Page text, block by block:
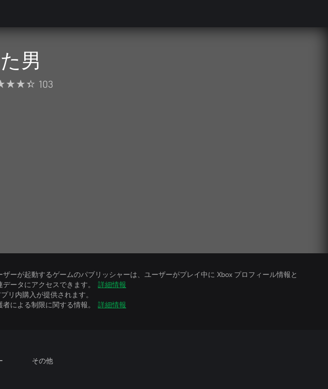
男
103
ザーが起動するゲームのパブリッシャーは、ユーザーがプレイ中に Xbox プロフィール情報と
データにアクセスできます。
詳細情報
リ内購入が提供されます。
者による制限に関する情報。
詳細情報
その他